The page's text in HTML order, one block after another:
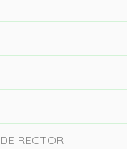
RECTOR